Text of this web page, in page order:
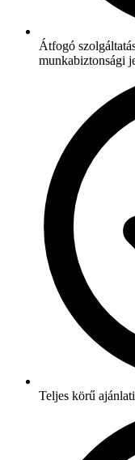
Átfogó
munkabiztonsági
Teljes körű